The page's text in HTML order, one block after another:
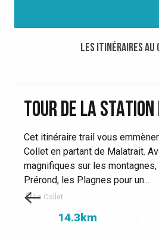
Les itinéraires
TOUR DE LA STATION
Cet itinéraire trail vous
Collet en partant de Malatrait.
magnifiques sur les
Prérond, les Plagnes pour un...
Le Collet
14.3km